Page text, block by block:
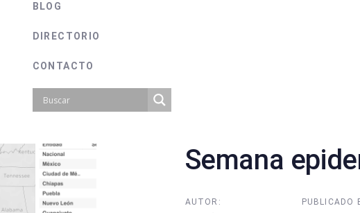
BLOG
DIRECTORIO
CONTACTO
Semana
AUTOR: PUBLICADO